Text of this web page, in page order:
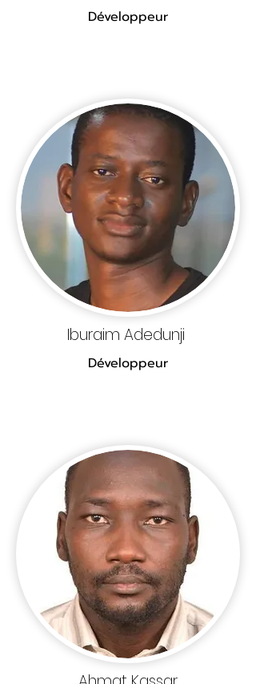
Développeur
Iburaim Adedunji
Développeur